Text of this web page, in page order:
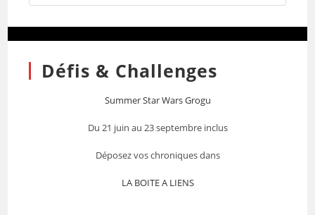
Défis & Challenges
Summer Star Wars Grogu
Du 21 juin au 23 septembre inclus
Déposez vos chroniques dans
LA BOITE A LIENS